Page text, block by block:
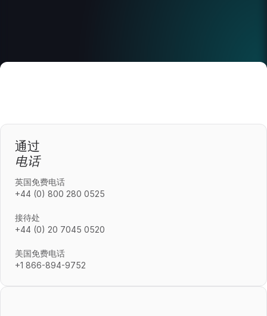
通过
电话
英国免费电话
+44 (0) 800 280 0525
接待处
+44 (0) 20 7045 0520
美国免费电话
+1 866-894-9752